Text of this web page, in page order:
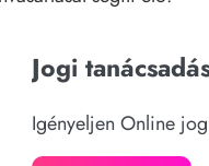
Jogi
Igényeljen Online